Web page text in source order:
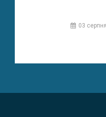
03